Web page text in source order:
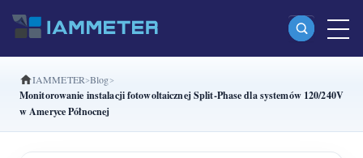
Produkty
Dwufazowy licznik energii Wi-Fi split-phase
IAMMETER Blog
Monitorowanie instalacji fotowoltaicznej Split-Phase dla systemów 120/240V
w Ameryce Północnej